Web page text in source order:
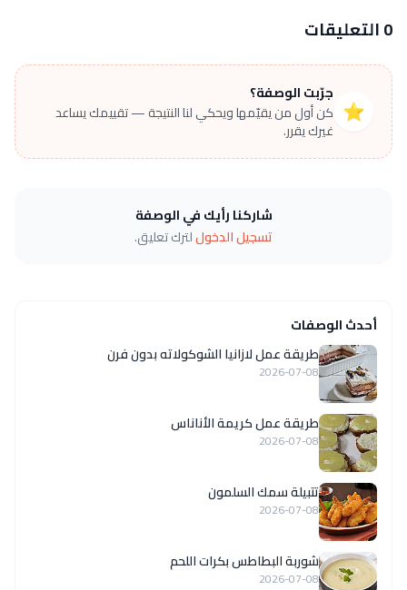
0 التعليقات
⭐
جرّبت الوصفة؟
كن أول من يقيّمها ويحكي لنا النتيجة — تقييمك يساعد
غيرك يقرر.
شاركنا رأيك في الوصفة
تسجيل الدخوللترك تعليق.
أحدث الوصفات
طريقة عمل لازانيا الشوكولاته بدون فرن
2026-07-08
طريقة عمل كريمة الأناناس
2026-07-08
تتبيلة سمك السلمون
2026-07-08
شوربة البطاطس بكرات اللحم
2026-07-08